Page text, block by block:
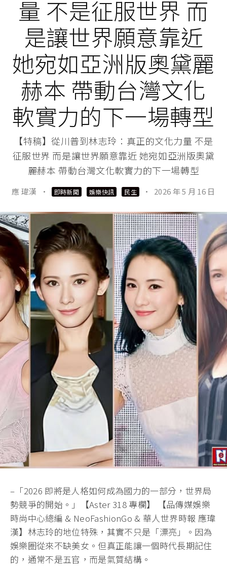
量 不是征服世界 而
是讓世界願意靠近
她宛如亞洲版奧黛麗
赫本 帶動台灣文化
軟實力的下一場轉型
【特稿】從川普到林志玲：真正的文化力量 不是
征服世界 而是讓世界願意靠近 她宛如亞洲版奧黛
麗赫本 帶動台灣文化軟實力的下一場轉型
應 瑋漢 · 即時新聞 娛樂快訊 民生 · 2026 年 5 月 16 日
–「2026 即將是人格如何成為國力的一部分，世界局
勢競爭的開始。」【Aster 318 專欄】 【品傳媒娛樂
時尚中心總編 & NeoFashionGo & 華人世界時報 應瑋
漢】林志玲的地位特殊，其實不只是「漂亮」。因為
娛樂圈從來不缺美女。但真正能讓一個時代長期記住
的，通常不是五官，而是氣質結構。